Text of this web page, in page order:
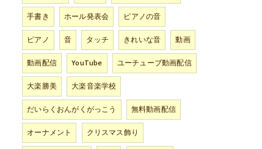
手書き
ホール発表会
ピアノの音
ピアノ
音 タッチ きれいな音
動画
動画配信
YouTube
ユーチューブ動画配信
大楽勝美
大楽音楽学校
だいらくおんがくがっこう
無料動画配信
オーナメント
クリスマス飾り